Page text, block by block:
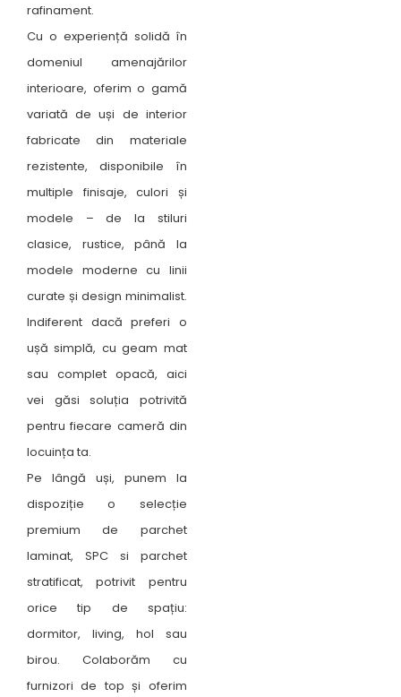
rafinament.
Cu o experiență solidă în
domeniul amenajărilor
interioare, oferim o gamă
variată de uși de interior
fabricate din materiale
rezistente, disponibile în
multiple finisaje, culori și
modele – de la stiluri
clasice, rustice, până la
modele moderne cu linii
curate și design minimalist.
Indiferent dacă preferi o
ușă simplă, cu geam mat
sau complet opacă, aici
vei găsi soluția potrivită
pentru fiecare cameră din
locuința ta.
Pe lângă uși, punem la
dispoziție o selecție
premium de parchet
laminat, SPC si parchet
stratificat, potrivit pentru
orice tip de spațiu:
dormitor, living, hol sau
birou. Colaborăm cu
furnizori de top și oferim